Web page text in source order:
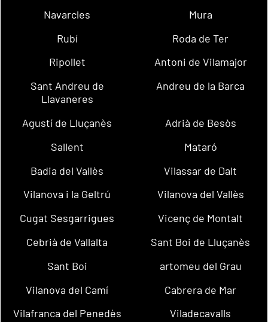
Navarcles
Mura
Rubí
Roda de Ter
Ripollet
Antoni de Vilamajor
Sant Andreu de
Llavaneres
Andreu de la Barca
Agustí de Lluçanès
Adrià de Besòs
Sallent
Mataró
Badia del Vallès
Vilassar de Dalt
Vilanova i la Geltrú
Vilanova del Vallès
Cugat Sesgarrigues
Vicenç de Montalt
Cebrià de Vallalta
Sant Boi de Lluçanès
Sant Boi
artomeu del Grau
Vilanova del Camí
Cabrera de Mar
Vilafranca del Penedès
Viladecavalls